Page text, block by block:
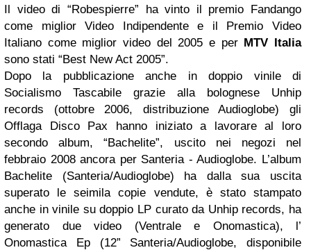
Il video di “Robespierre” ha vinto il premio Fandango
come miglior Video Indipendente e il Premio Video
Italiano come miglior video del 2005 e per MTV Italia
sono stati “Best New Act 2005”.
Dopo la pubblicazione anche in doppio vinile di
Socialismo Tascabile grazie alla bolognese Unhip
records (ottobre 2006, distribuzione Audioglobe) gli
Offlaga Disco Pax hanno iniziato a lavorare al loro
secondo album, “Bachelite”, uscito nei negozi nel
febbraio 2008 ancora per Santeria - Audioglobe. L’album
Bachelite (Santeria/Audioglobe) ha dalla sua uscita
superato le seimila copie vendute, è stato stampato
anche in vinile su doppio LP curato da Unhip records, ha
generato due video (Ventrale e Onomastica), l’
Onomastica Ep (12” Santeria/Audioglobe, disponibile